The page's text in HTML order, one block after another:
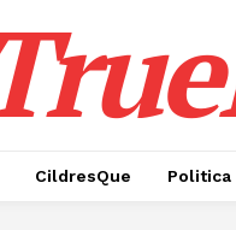
CildresQue Politica